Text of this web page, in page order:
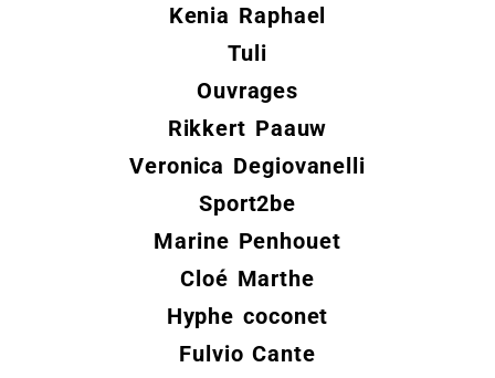
Kenia Raphael
Tuli
Ouvrages
Rikkert Paauw
Veronica Degiovanelli
Sport2be
Marine Penhouet
Cloé Marthe
Hyphe coconet
Fulvio Cante